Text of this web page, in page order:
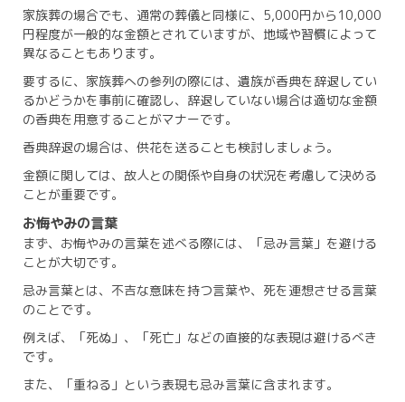
家族葬の場合でも、通常の葬儀と同様に、5,000円から10,000
円程度が一般的な金額とされていますが、地域や習慣によって
異なることもあります。
要するに、家族葬への参列の際には、遺族が香典を辞退してい
るかどうかを事前に確認し、辞退していない場合は適切な金額
の香典を用意することがマナーです。
香典辞退の場合は、供花を送ることも検討しましょう。
金額に関しては、故人との関係や自身の状況を考慮して決める
ことが重要です。
お悔やみの言葉
まず、お悔やみの言葉を述べる際には、「忌み言葉」を避ける
ことが大切です。
忌み言葉とは、不吉な意味を持つ言葉や、死を連想させる言葉
のことです。
例えば、「死ぬ」、「死亡」などの直接的な表現は避けるべき
です。
また、「重ねる」という表現も忌み言葉に含まれます。